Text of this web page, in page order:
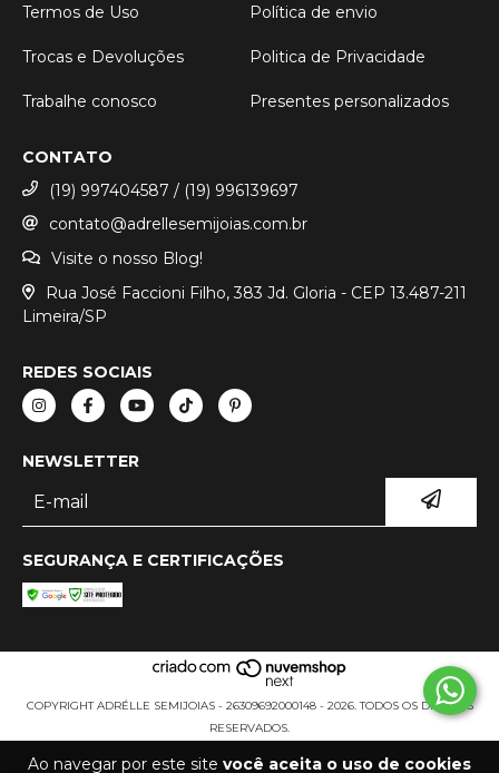
Ao navegar por este site você aceita o uso de cookies
Termos de Uso Política de envio
Trocas e Devoluções Politica de Privacidade
Trabalhe conosco Presentes personalizados
CONTATO
(19) 997404587 / (19) 996139697
contato@adrellesemijoias.com.br
Visite o nosso Blog!
Rua José Faccioni Filho, 383 Jd. Gloria - CEP 13.487-211
Limeira/SP
REDES SOCIAIS
NEWSLETTER
SEGURANÇA E CERTIFICAÇÕES
COPYRIGHT ADRÉLLE SEMIJOIAS - 26309692000148 - 2026. TODOS OS DIREITOS
RESERVADOS.